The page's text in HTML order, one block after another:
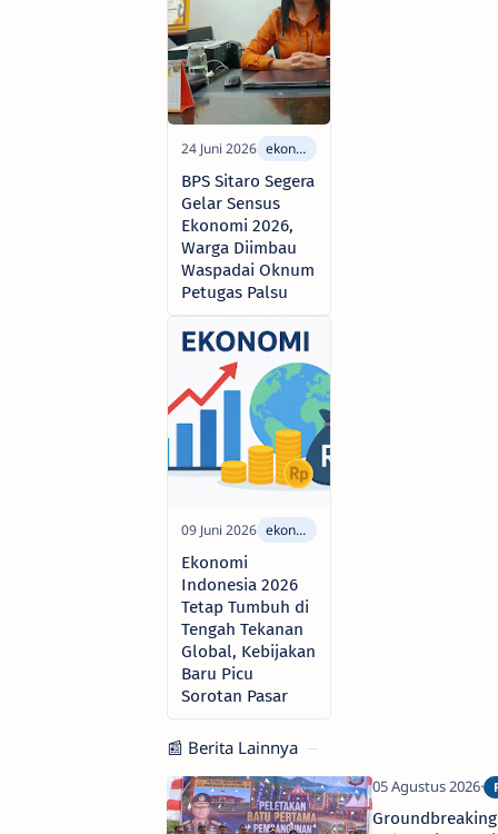
BPS Sitaro Segera
Gelar Sensus
Ekonomi 2026,
Warga Diimbau
Waspadai Oknum
Petugas Palsu
Ekonomi
Indonesia 2026
Tetap Tumbuh di
Tengah Tekanan
Global, Kebijakan
Baru Picu
Sorotan Pasar
📰 Berita Lainnya